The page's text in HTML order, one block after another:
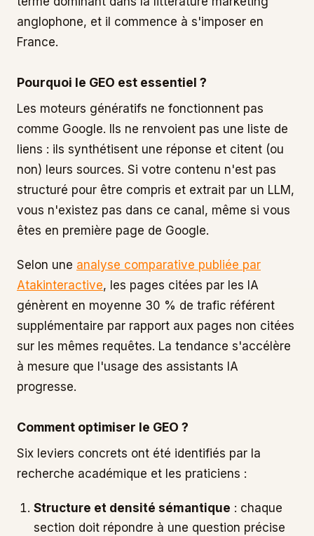
anglophone, et il commence à s'imposer en
France.
Pourquoi le GEO est essentiel ?
Les moteurs génératifs ne fonctionnent pas
comme Google. Ils ne renvoient pas une liste de
liens : ils synthétisent une réponse et citent (ou
non) leurs sources. Si votre contenu n'est pas
structuré pour être compris et extrait par un LLM,
vous n'existez pas dans ce canal, même si vous
êtes en première page de Google.
Selon une analyse comparative publiée par
Atakinteractive, les pages citées par les IA
génèrent en moyenne 30 % de trafic référent
supplémentaire par rapport aux pages non citées
sur les mêmes requêtes. La tendance s'accélère
à mesure que l'usage des assistants IA
progresse.
Comment optimiser le GEO ?
Six leviers concrets ont été identifiés par la
recherche académique et les praticiens :
Structure et densité sémantique : chaque
section doit répondre à une question précise